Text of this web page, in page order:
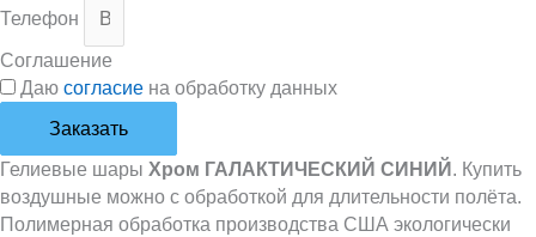
Телефон
Соглашение
Даю согласие на обработку данных
Заказать
Гелиевые шары Хром ГАЛАКТИЧЕСКИЙ СИНИЙ . Купить
воздушные можно с обработкой для длительности полёта.
Полимерная обработка производства США экологически